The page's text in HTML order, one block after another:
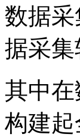
数据
据采
其中
构建